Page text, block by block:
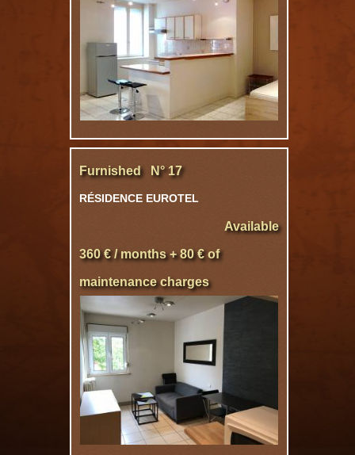
Furnished N° 17
RÉSIDENCE EUROTEL
Available
360 € / months + 80 € of
maintenance charges